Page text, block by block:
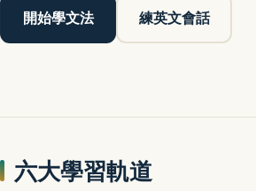
開始學文法 練英文會話
六大學習軌道